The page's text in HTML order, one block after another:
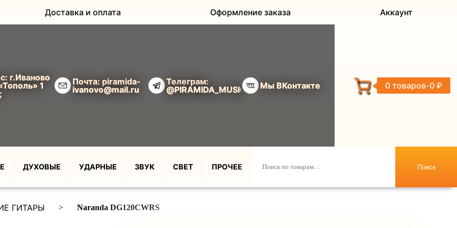
Доставка и оплата Оформление заказа Аккаунт
г.Иваново
1
Почта: piramida-
ivanovo@mail.ru
Телеграм:
@PIRAMIDA_MUSIC
Мы ВКонтакте 0 товаров 0 ₽
ДУХОВЫЕ УДАРНЫЕ ЗВУК СВЕТ ПРОЧЕЕ Поиск
ГИТАРЫ > Naranda DG120CWRS